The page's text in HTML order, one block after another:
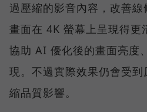
過壓縮的影音內容，改善
畫面在 4K 螢幕上呈現得更
協助 AI 優化後的畫面亮度
現。不過實際效果仍會受
縮品質影響。